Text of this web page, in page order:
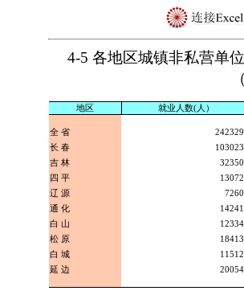
4-5 各地区城镇非私营单
地区 就业人数(人）
全 省
长 春
吉 林
四 平
辽 源
通 化
白 山
松 原
白 城
延 边